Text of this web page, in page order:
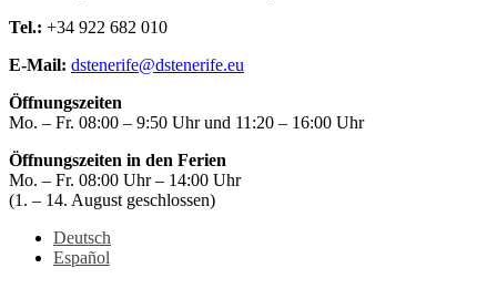
Tel.: +34 922 682 010
E-Mail: dstenerife@dstenerife.eu
Öffnungszeiten
Mo. – Fr. 08:00 – 9:50 Uhr und 11:20 – 16:00 Uhr
Öffnungszeiten in den Ferien
Mo. – Fr. 08:00 Uhr – 14:00 Uhr
(1. – 14. August geschlossen)
Deutsch
Español